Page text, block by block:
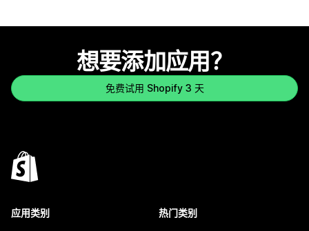
想要添加应用？
免费试用 Shopify 3 天
应用类别 热门类别